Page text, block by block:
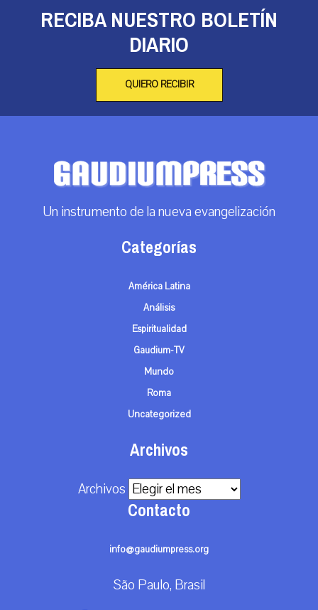
RECIBA NUESTRO BOLETÍN
DIARIO
QUIERO RECIBIR
Un instrumento de la nueva evangelización
Categorías
América Latina
Análisis
Espiritualidad
Gaudium-TV
Mundo
Roma
Uncategorized
Archivos
Archivos
Contacto
info@gaudiumpress.org
São Paulo, Brasil